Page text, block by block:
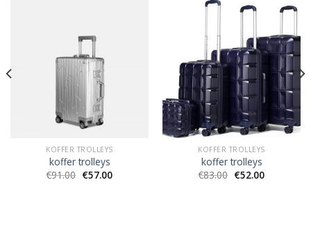
KOFFER TROLLEYS
koffer trolleys
€91.00 €57.00
KOFFER TROLLEYS
koffer trolleys
€83.00 €52.00